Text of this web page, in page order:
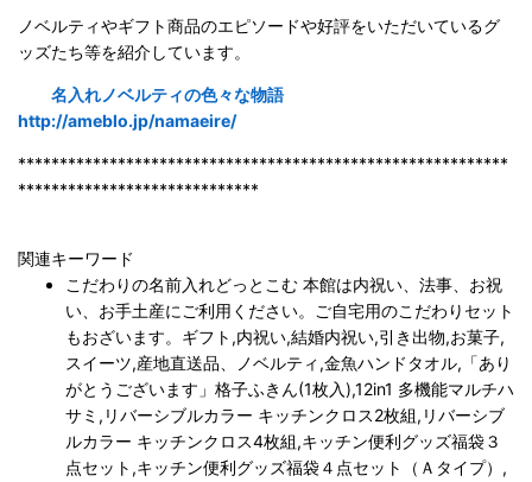
ノベルティやギフト商品のエピソードや好評をいただいているグ
ッズたち等を紹介しています。
名入れノベルティの色々な物語
http://ameblo.jp/namaeire/
***********************************************************
*****************************
関連キーワード
こだわりの名前入れどっとこむ 本館は内祝い、法事、お祝
い、お手土産にご利用ください。ご自宅用のこだわりセット
もおざいます。ギフト,内祝い,結婚内祝い,引き出物,お菓子,
スイーツ,産地直送品、ノベルティ,金魚ハンドタオル,「あり
がとうございます」格子ふきん(1枚入),12in1 多機能マルチハ
サミ,リバーシブルカラー キッチンクロス2枚組,リバーシブ
ルカラー キッチンクロス4枚組,キッチン便利グッズ福袋３
点セット,キッチン便利グッズ福袋４点セット（Ａタイプ）,